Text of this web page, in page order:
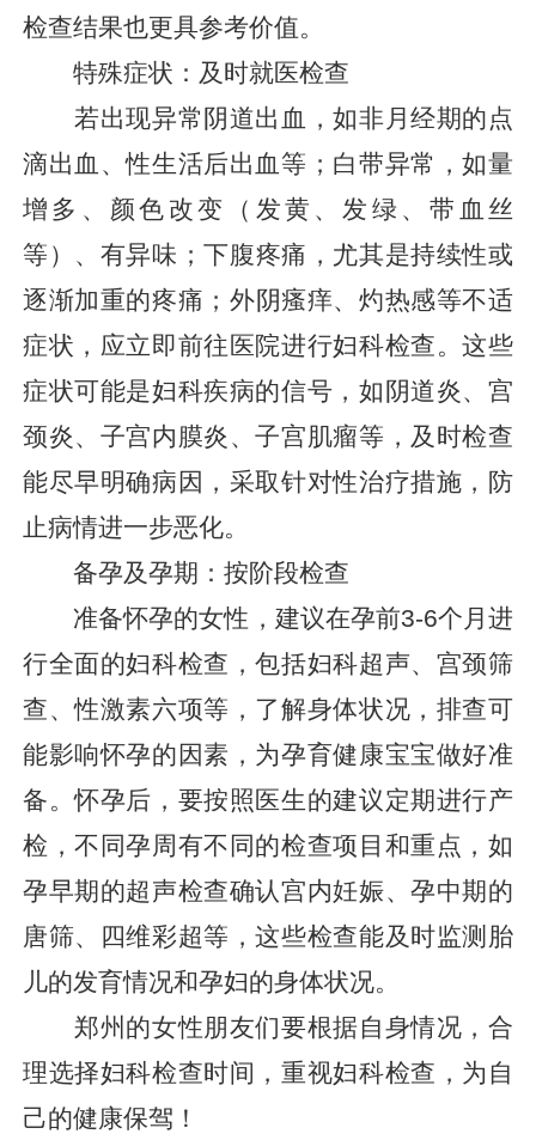
检查结果也更具参考价值。
特殊症状：及时就医检查
若出现异常阴道出血，如非月经期的点
滴出血、性生活后出血等；白带异常，如量
增多、颜色改变（发黄、发绿、带血丝
等）、有异味；下腹疼痛，尤其是持续性或
逐渐加重的疼痛；外阴瘙痒、灼热感等不适
症状，应立即前往医院进行妇科检查。这些
症状可能是妇科疾病的信号，如阴道炎、宫
颈炎、子宫内膜炎、子宫肌瘤等，及时检查
能尽早明确病因，采取针对性治疗措施，防
止病情进一步恶化。
备孕及孕期：按阶段检查
准备怀孕的女性，建议在孕前3-6个月进
行全面的妇科检查，包括妇科超声、宫颈筛
查、性激素六项等，了解身体状况，排查可
能影响怀孕的因素，为孕育健康宝宝做好准
备。怀孕后，要按照医生的建议定期进行产
检，不同孕周有不同的检查项目和重点，如
孕早期的超声检查确认宫内妊娠、孕中期的
唐筛、四维彩超等，这些检查能及时监测胎
儿的发育情况和孕妇的身体状况。
郑州的女性朋友们要根据自身情况，合
理选择妇科检查时间，重视妇科检查，为自
己的健康保驾！